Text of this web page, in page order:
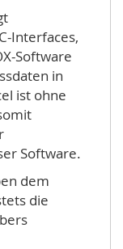
Interfaces,
Software
in
ist ohne
Software.
dem
die